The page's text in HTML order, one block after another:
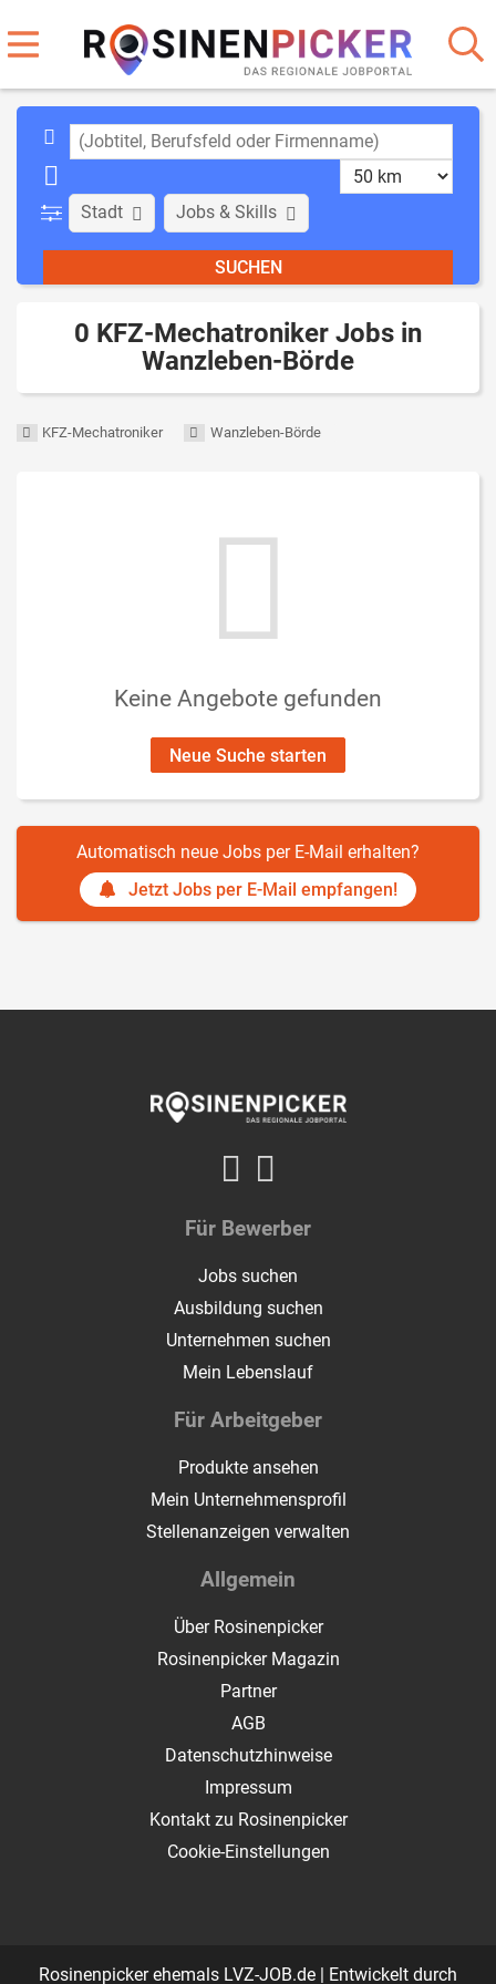
Stadt Jobs & Skills
0 KFZ-Mechatroniker Jobs in
Wanzleben-Börde
KFZ-Mechatroniker Wanzleben-Börde
Keine Angebote gefunden
Neue Suche starten
Automatisch neue Jobs per E-Mail erhalten?
Jetzt Jobs per E-Mail empfangen!
Für Bewerber
Jobs suchen
Ausbildung suchen
Unternehmen suchen
Mein Lebenslauf
Für Arbeitgeber
Produkte ansehen
Mein Unternehmensprofil
Stellenanzeigen verwalten
Allgemein
Über Rosinenpicker
Rosinenpicker Magazin
Partner
AGB
Datenschutzhinweise
Impressum
Kontakt zu Rosinenpicker
Cookie-Einstellungen
Rosinenpicker ehemals LVZ-JOB.de | Entwickelt durch